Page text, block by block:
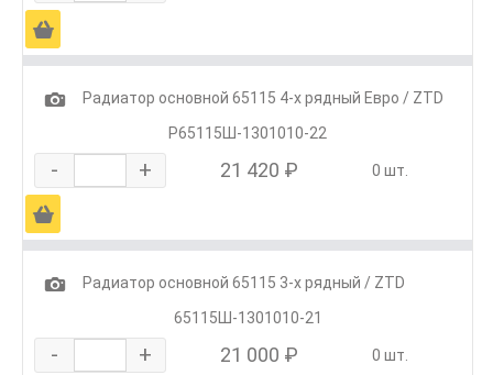
Ä
1
Радиатор основной 65115 4-х рядный Евро / ZTD
Р65115Ш-1301010-22
- + 21 420 ₽ 0 шт.
Ä
1
Радиатор основной 65115 3-х рядный / ZTD
65115Ш-1301010-21
- + 21 000 ₽ 0 шт.